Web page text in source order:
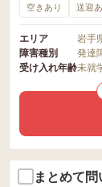
空きあり 送迎
エリア 岩手
障害種別
発達
受け入れ年齢未就
まとめて